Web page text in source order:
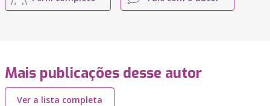
Mais publicações desse autor
Ver a lista completa